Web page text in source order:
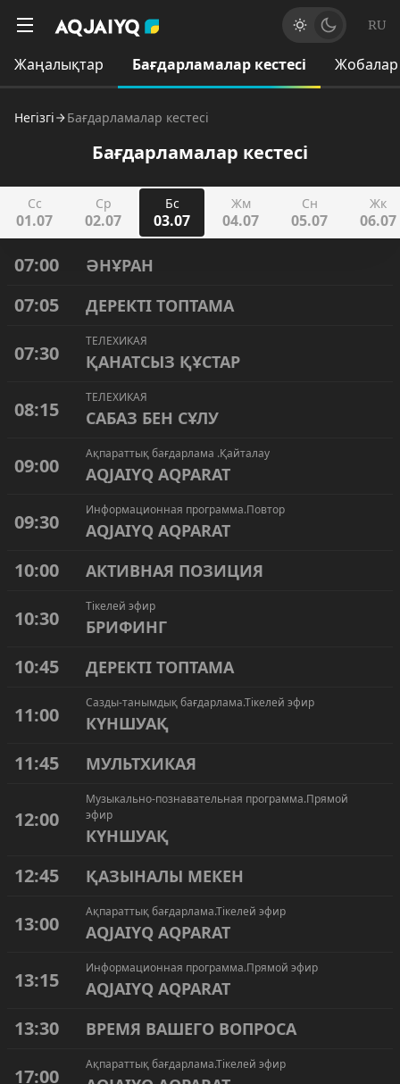
RU
Жаңалықтар Бағдарламалар кестесі Жобалар
Негізгі Бағдарламалар кестесі
Бағдарламалар кестесі
Сс
01.07
Ср
02.07
Бс
03.07
Жм
04.07
Сн
05.07
Жк
06.07
07:00 ӘНҰРАН
07:05 ДЕРЕКТІ ТОПТАМА
07:30
ТЕЛЕХИКАЯ
ҚАНАТСЫЗ ҚҰСТАР
08:15
ТЕЛЕХИКАЯ
САБАЗ БЕН СҰЛУ
09:00
Ақпараттық бағдарлама .Қайталау
AQJAIYQ AQPARAT
09:30
Информационная программа.Повтор
AQJAIYQ AQPARAT
10:00 АКТИВНАЯ ПОЗИЦИЯ
10:30
Тікелей эфир
БРИФИНГ
10:45 ДЕРЕКТІ ТОПТАМА
11:00
Сазды-танымдық бағдарлама.Тікелей эфир
КҮНШУАҚ
11:45 МУЛЬТХИКАЯ
12:00
Музыкально-познавательная программа.Прямой
эфир
КҮНШУАҚ
12:45 ҚАЗЫНАЛЫ МЕКЕН
13:00
Ақпараттық бағдарлама.Тікелей эфир
AQJAIYQ AQPARAT
13:15
Информационная программа.Прямой эфир
AQJAIYQ AQPARAT
13:30 ВРЕМЯ ВАШЕГО ВОПРОСА
17:00
Ақпараттық бағдарлама.Тікелей эфир